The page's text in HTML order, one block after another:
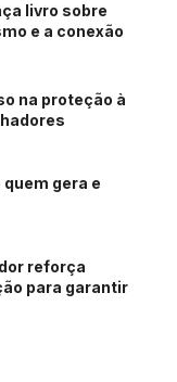
livro sobre
e a conexão
na proteção à
gera e
reforça
para garantir